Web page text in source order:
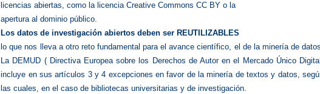
licencias abiertas, como la licencia Creative Commons CC BY o la
apertura al dominio público.
Los datos de investigación abiertos deben ser REUTILIZABLES
lo que nos lleva a otro reto fundamental para el avance científico, el de la minería de
La DEMUD ( Directiva Europea sobre los Derechos de Autor en el Mercado Único
incluye en sus artículos 3 y 4 excepciones en favor de laminería de textos y datos,
las cuales, en el caso de bibliotecasuniversitarias y de investigación.